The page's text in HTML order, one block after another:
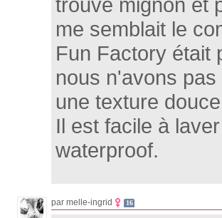
me semblait le
Fun Factory était
nous n'avons
une texture
Il est facile à
waterproof.
par melle-ingrid 16